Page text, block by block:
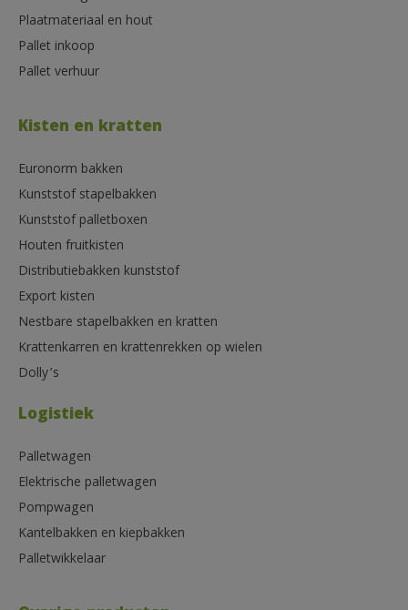
Plaatmateriaal en hout
Pallet inkoop
Pallet verhuur
Kisten en kratten
Euronorm bakken
Kunststof stapelbakken
Kunststof palletboxen
Houten fruitkisten
Distributiebakken kunststof
Export kisten
Nestbare stapelbakken en kratten
Krattenkarren en krattenrekken op wielen
Dolly’s
Logistiek
Palletwagen
Elektrische palletwagen
Pompwagen
Kantelbakken en kiepbakken
Palletwikkelaar